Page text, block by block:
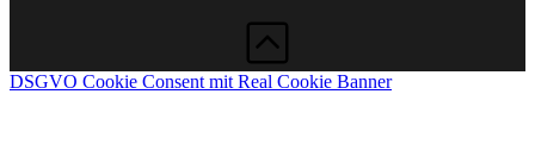
DSGVO Cookie Consent mit Real Cookie Banner